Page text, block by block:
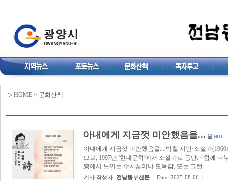
▷ HOME > 문화산책
아내에게 지금껏 미안했음을...
아내에게 지금껏 미안했음을... 박철 시인·소설가
으로, 1997년 '현대문학'에서 소설가로 등단. <함께
황에서 느끼는 수치심이나 모욕감, 또는 그런…
기사 작성자:전남동부신문 Date: 2025-08-06